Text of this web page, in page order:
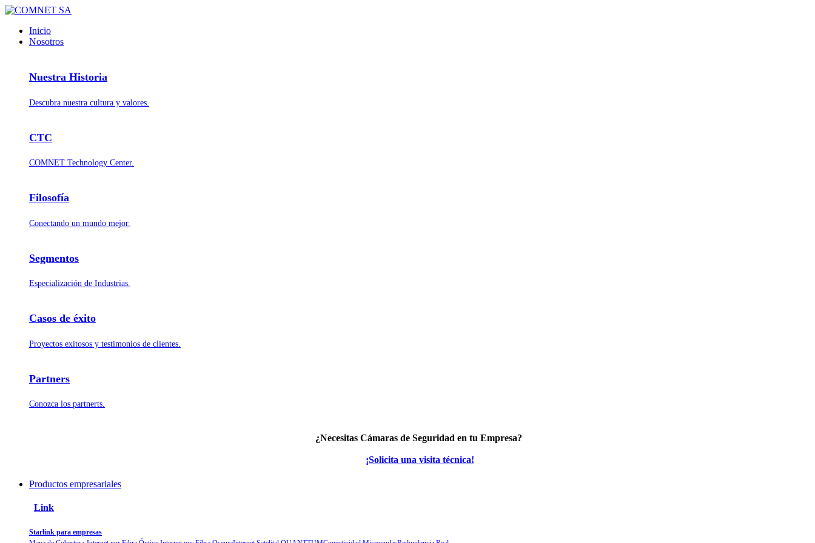
Inicio
Nosotros
Nuestra Historia
Descubra nuestra cultura y valores.
CTC
COMNET Technology Center.
Filosofía
Conectando un mundo mejor.
Segmentos
Especialización de Industrias.
Casos de éxito
Proyectos exitosos y testimonios de clientes.
Partners
Conozca los partnerts.
¿Necesitas Cámaras de Seguridaden tu Empresa?
¡Solicita una visitatécnica!
Productos empresariales
Link
Starlink para empresas